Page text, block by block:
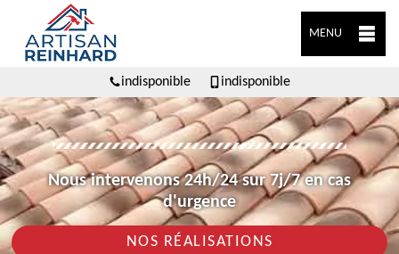
MENU
indisponible indisponible
Nous intervenons 24h/24 sur 7j/7 en cas
d'urgence
NOS RÉALISATIONS